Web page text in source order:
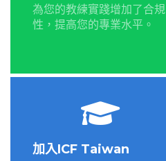
為您的教練實踐增加了合規
性，提高您的專業水平。
加入ICF Taiwan